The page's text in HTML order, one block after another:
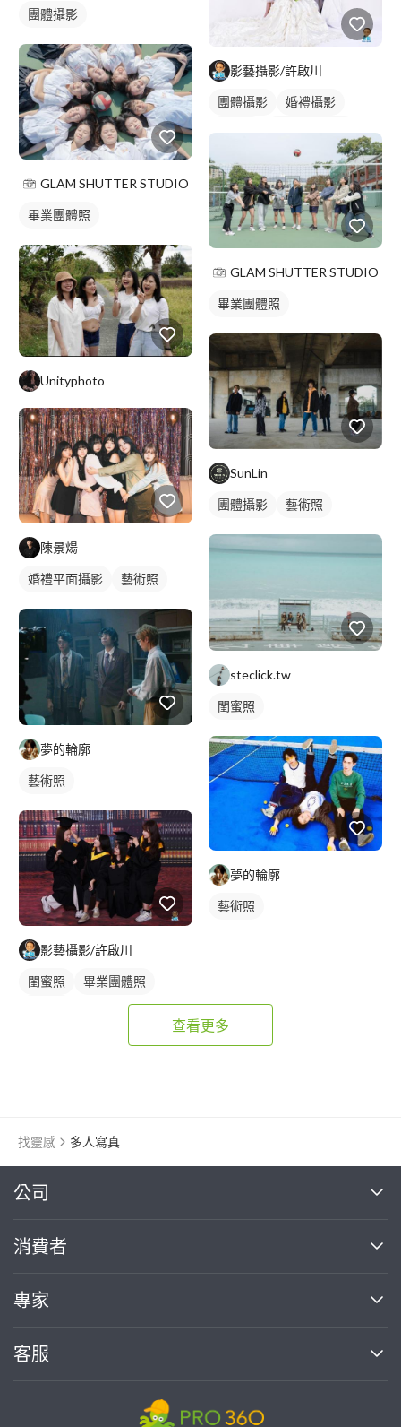
團體攝影
GLAM SHUTTER STUDIO
畢業團體照
Unityphoto
陳景煬
婚禮平面攝影 藝術照
夢的輪廓
藝術照
影藝攝影/許啟川
閨蜜照
畢業團體照
影藝攝影/許啟川
團體攝影
婚禮攝影
GLAM SHUTTER STUDIO
畢業團體照
SunLin
團體攝影 藝術照
steclick.tw
閨蜜照
夢的輪廓
藝術照
查看更多
找靈感 多人寫真
公司
關於我們
部落格
加入我們
消費者
買服務
熱門服務
專家
案件中心
客服
繼續完成